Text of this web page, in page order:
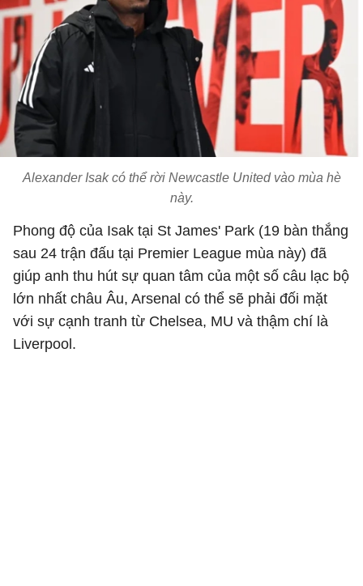
Alexander Isak có thể rời Newcastle United vào mùa hè
này.
Phong độ của Isak tại St James' Park (19 bàn thắng
sau 24 trận đấu tại Premier League mùa này) đã
giúp anh thu hút sự quan tâm của một số câu lạc bộ
lớn nhất châu Âu, Arsenal có thể sẽ phải đối mặt
với sự cạnh tranh từ Chelsea, MU và thậm chí là
Liverpool.